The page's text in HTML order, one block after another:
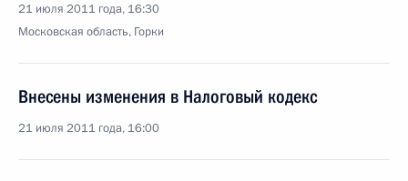
21 июля 2011 года, 16:30
Московская область, Горки
Внесены изменения в Налоговый кодекс
21 июля 2011 года, 16:00